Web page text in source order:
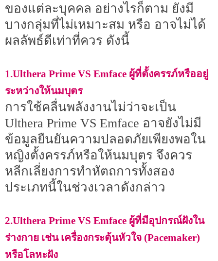
ของแต่ละบุคคล อย่างไรก็ตาม ยังมี
บางกลุ่มที่ไม่เหมาะสม หรือ อาจไม่ได้
ผลลัพธ์ดีเท่าที่ควร ดังนี้
1.Ulthera Prime VS Emface ผู้ที่ตั้งครรภ์หรืออยู่
ระหว่างให้นมบุตร
การใช้คลื่นพลังงานไม่ว่าจะเป็น
Ulthera Prime VS Emface อาจยังไม่มี
ข้อมูลยืนยันความปลอดภัยเพียงพอใน
หญิงตั้งครรภ์หรือให้นมบุตร จึงควร
หลีกเลี่ยงการทำหัตถการทั้งสอง
ประเภทนี้ในช่วงเวลาดังกล่าว
2.Ulthera Prime VS Emface ผู้ที่มีอุปกรณ์ฝังใน
ร่างกาย เช่น เครื่องกระตุ้นหัวใจ (Pacemaker)
หรือโลหะฝัง